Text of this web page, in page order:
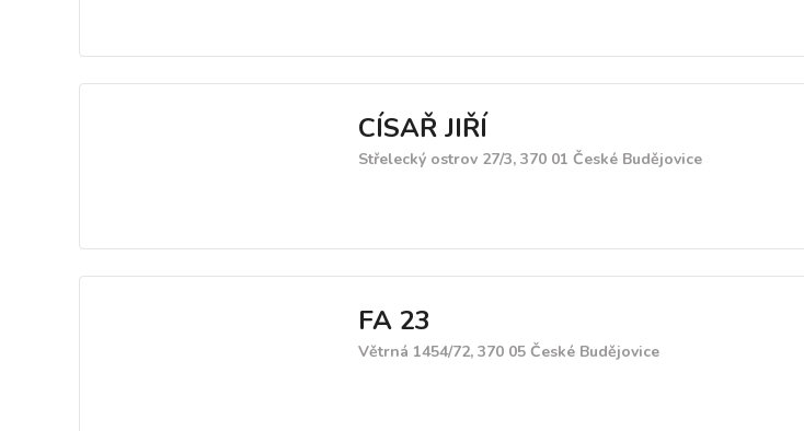
CÍSAŘ JIŘÍ
Střelecký ostrov 27/3, 370 01 České Budějovice
FA 23
Větrná 1454/72, 370 05 České Budějovice